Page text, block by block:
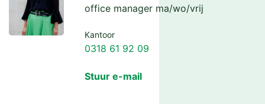
office manager ma/wo/vrij
Kantoor
0318 61 92 09
Stuur e-mail